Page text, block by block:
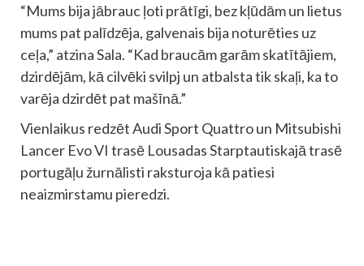
“Mums bija jābrauc ļoti prātīgi, bez kļūdām un lietus
mums pat palīdzēja, galvenais bija noturēties uz
ceļa,” atzina Sala. “Kad braucām garām skatītājiem,
dzirdējām, kā cilvēki svilpj un atbalsta tik skaļi, ka to
varēja dzirdēt pat mašīnā.”
Vienlaikus redzēt Audi Sport Quattro un Mitsubishi
Lancer Evo VI trasē Lousadas Starptautiskajā trasē
portugāļu žurnālisti raksturoja kā patiesi
neaizmirstamu pieredzi.